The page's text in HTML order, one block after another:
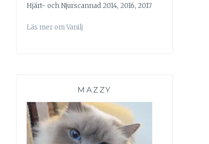
Hjärt- och Njurscannad 2014, 2016, 2017
Läs mer om Vanilj
MAZZY